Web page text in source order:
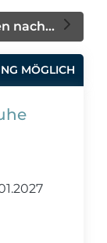
nach...
MÖGLICH